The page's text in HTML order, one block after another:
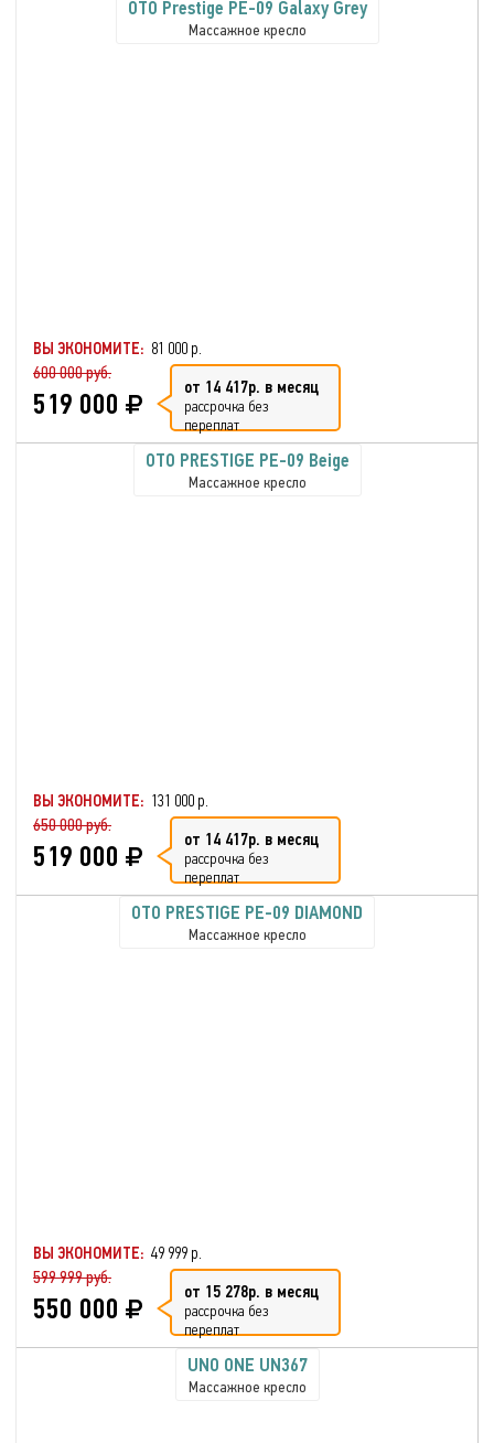
OTO Prestige PE-09 Galaxy Grey
Массажное кресло
ВЫ ЭКОНОМИТЕ: 81 000 р.
600 000 руб.
519 000 от 14 417р. в месяц
рассрочка без
переплат
OTO PRESTIGE PE-09 Beige
Массажное кресло
ВЫ ЭКОНОМИТЕ: 131 000 р.
650 000 руб.
519 000 от 14 417р. в месяц
рассрочка без
переплат
OTO PRESTIGE PE-09 DIAMOND
Массажное кресло
ВЫ ЭКОНОМИТЕ: 49 999 р.
599 999 руб.
550 000 от 15 278р. в месяц
рассрочка без
переплат
UNO ONE UN367
Массажное кресло